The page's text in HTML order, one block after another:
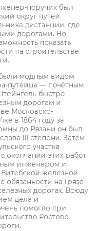
поручик был
округ путей
дистанции, где
дорогами. Но
показать
на строительстве
модным видом
путейца — почётным
быстро
дорогам и
Московско-
в 1864 году за
до Рязани он был
III степени. Затем
участка
окончании этих работ
инженером и
железной
обязанности на Грязе-
дорогах. Всюду
дела и
помогло при
Ростово-